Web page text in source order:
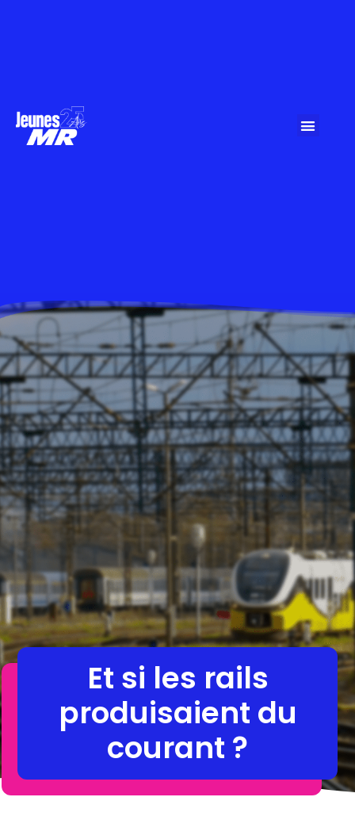
Et si les rails
produisaient du
courant ?